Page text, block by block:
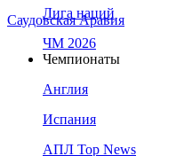
Саудовская Аравия
Лига наций
ЧМ 2026
Чемпионаты
Англия
Испания
АПЛ Top News